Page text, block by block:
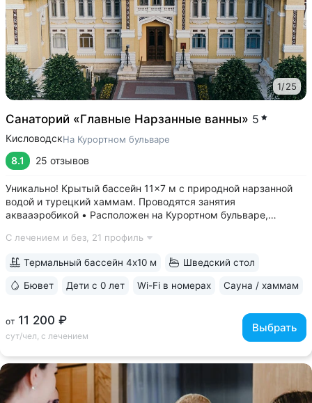
1/25
Санаторий «Главные Нарзанные ванны» 5
КисловодскНа Курортном бульваре
8.1 25 отзывов
Уникально! Крытый бассейн 11×7 м с природной нарзанной
водой и турецкий хаммам. Проводятся занятия
аквааэробикой • Расположен на Курортном бульваре,
Главные нарзанные ванны — памятник архитектуры
С лечением и без, 21 профиль
от 11 200 ₽
сут/чел, с лечением
Выбрать
Термальный бассейн 4х10 м Шведский стол
Бювет Дети с 0 лет Wi-Fi в номерах Сауна / хаммам